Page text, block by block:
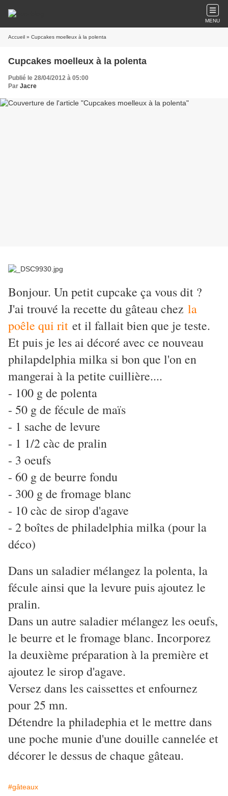
MENU
Accueil » Cupcakes moelleux à la polenta
Cupcakes moelleux à la polenta
Publié le 28/04/2012 à 05:00
Par Jacre
Bonjour. Un petit cupcake ça vous dit ?
J'ai trouvé la recette du gâteau chez la
poêle qui rit et il fallait bien que je teste.
Et puis je les ai décoré avec ce nouveau
philapdelphia milka si bon que l'on en
mangerai à la petite cuillière....
- 100 g de polenta
- 50 g de fécule de maïs
- 1 sache de levure
- 1 1/2 càc de pralin
- 3 oeufs
- 60 g de beurre fondu
- 300 g de fromage blanc
- 10 càc de sirop d'agave
- 2 boîtes de philadelphia milka (pour la
déco)
Dans un saladier mélangez la polenta, la
fécule ainsi que la levure puis ajoutez le
pralin.
Dans un autre saladier mélangez les oeufs,
le beurre et le fromage blanc. Incorporez
la deuxième préparation à la première et
ajoutez le sirop d'agave.
Versez dans les caissettes et enfournez
pour 25 mn.
Détendre la philadephia et le mettre dans
une poche munie d'une douille cannelée et
décorer le dessus de chaque gâteau.
#gâteaux